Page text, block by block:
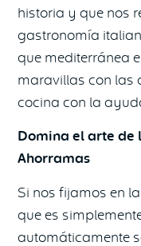
historia y que nos
gastronomía
que mediterránea
maravillas con las
cocina con la
Domina el arte de
Ahorramas
Si nos fijamos en la
que es
automáticamente